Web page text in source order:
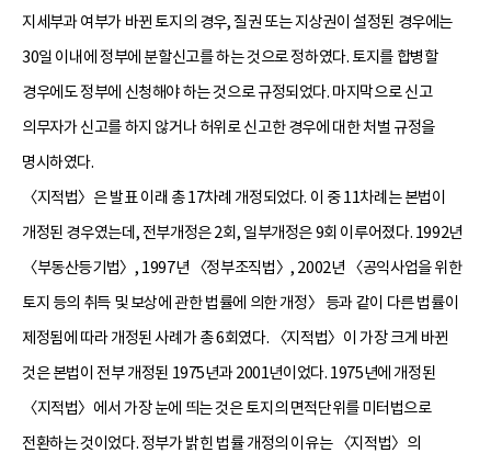
지세부과 여부가 바뀐 토지의 경우, 질권 또는 지상권이 설정된 경우에는
30일 이내에 정부에 분할신고를 하는 것으로 정하였다. 토지를 합병할
경우에도 정부에 신청해야 하는 것으로 규정되었다. 마지막으로 신고
의무자가 신고를 하지 않거나 허위로 신고한 경우에 대한 처벌 규정을
명시하였다.
〈지적법〉은 발표 이래 총 17차례 개정되었다. 이 중 11차례는 본법이
개정된 경우였는데, 전부개정은 2회, 일부개정은 9회 이루어졌다. 1992년
〈부동산등기법〉, 1997년 〈정부조직법〉, 2002년 〈공익사업을 위한
토지 등의 취득 및 보상에 관한 법률에 의한 개정〉 등과 같이 다른 법률이
제정됨에 따라 개정된 사례가 총 6회였다. 〈지적법〉이 가장 크게 바뀐
것은 본법이 전부 개정된 1975년과 2001년이었다. 1975년에 개정된
〈지적법〉에서 가장 눈에 띄는 것은 토지의 면적단위를 미터법으로
전환하는 것이었다. 정부가 밝힌 법률 개정의 이유는 〈지적법〉의